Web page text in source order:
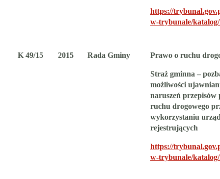
https://
w-trybunale/
K 49/15 2015 Rada Gminy Prawo o ruchu
Straż gminna –
możliwości
naruszeń przepisów
ruchu drogowego
wykorzystaniu
rejestrujących
https://
w-trybunale/